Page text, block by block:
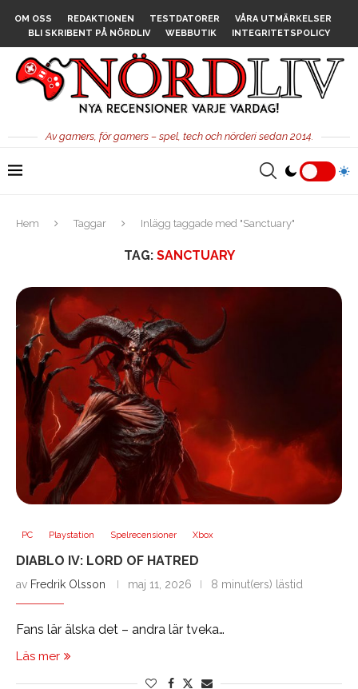
OM OSS REDAKTIONEN TESTDATORER
VÅRA UTMÄRKELSER
BLI SKRIBENT PÅ NÖRDLIV
WEBBUTIK INTEGRITETSPOLICY
Av gamers, för gamers – spel, tech och nörderi sedan 2014.
Hem Taggar Inlägg taggade med "Sanctuary"
TAG: SANCTUARY
PC Playstation Spelrecensioner Xbox
DIABLO IV: LORD OF HATRED
av Fredrik Olsson maj 11, 2026 8 minut(ers) lästid
Fans lär älska det – andra lär tveka…
Läs mer